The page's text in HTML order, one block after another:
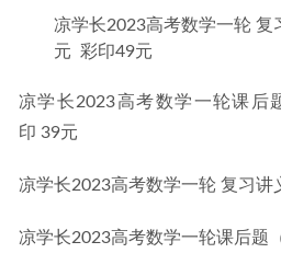
凉学长2023高考数学一轮 复
元 彩印49元
凉学长2023高考数学一轮课后
印 39元
凉学长2023高考数学一轮 复习讲
凉学长2023高考数学一轮课后题（